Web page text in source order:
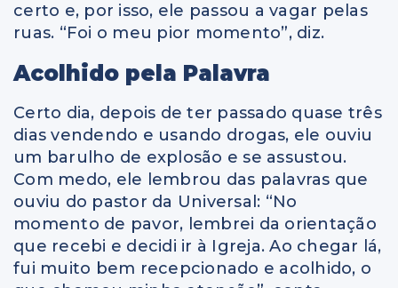
certo e, por isso, ele passou a vagar pelas
ruas. “Foi o meu pior momento”, diz.
Acolhido pela Palavra
Certo dia, depois de ter passado quase três
dias vendendo e usando drogas, ele ouviu
um barulho de explosão e se assustou.
Com medo, ele lembrou das palavras que
ouviu do pastor da Universal: “No
momento de pavor, lembrei da orientação
que recebi e decidi ir à Igreja. Ao chegar lá,
fui muito bem recepcionado e acolhido, o